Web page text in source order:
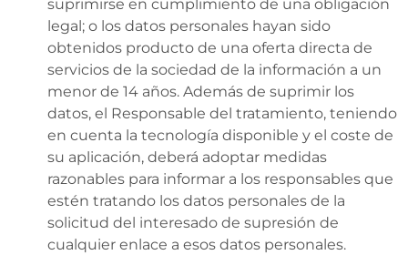
suprimirse en cumplimiento de una obligación
legal; o los datos personales hayan sido
obtenidos producto de una oferta directa de
servicios de la sociedad de la información a un
menor de 14 años. Además de suprimir los
datos, el Responsable del tratamiento, teniendo
en cuenta la tecnología disponible y el coste de
su aplicación, deberá adoptar medidas
razonables para informar a los responsables que
estén tratando los datos personales de la
solicitud del interesado de supresión de
cualquier enlace a esos datos personales.